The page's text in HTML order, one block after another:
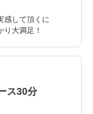
感して頂くに
大満足！
ス30分